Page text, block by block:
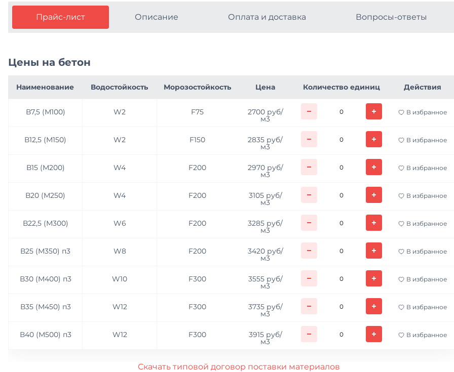
Металлопрокат
Асфальтобетонные смеси
Цемент
Стеновые материалы
Бетон М450 В35
Бетон М500 (В40)
Полимерный бетон
Сульфатостойкий бетон
Прайс-лист Описание Оплата и доставка Вопросы-ответы
Цены на бетон
Наименование Водостойкость Морозостойкость Цена Количество единиц Действия
В7,5 (М100) W2 F75 2700 руб/
м3
В избранное
В12,5 (М150) W2 F150 2835 руб/
м3
В избранное
В15 (М200) W4 F200 2970 руб/
м3
В избранное
В20 (М250) W4 F200 3105 руб/
м3
В избранное
В22,5 (М300) W6 F200 3285 руб/
м3
В избранное
В25 (М350) п3 W8 F200 3420 руб/
м3
В избранное
В30 (М400) п3 W10 F300 3555 руб/
м3
В избранное
В35 (М450) п3 W12 F300 3735 руб/
м3
В избранное
В40 (М500) п3 W12 F300 3915 руб/
м3
В избранное
Скачать типовой договор поставки материалов